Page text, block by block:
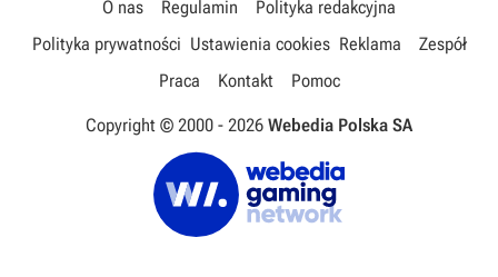
O nas Regulamin
Polityka redakcyjna
Polityka prywatności Ustawienia cookies Reklama
Zespół
Praca
Kontakt Pomoc
Copyright © 2000 - 2026 Webedia Polska SA